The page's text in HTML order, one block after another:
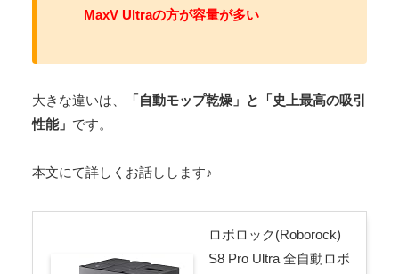
MaxV Ultraの方が容量が多い
大きな違いは、
「自動モップ乾燥」と「史上最高の吸引
性能」 です。
本文にて詳しくお話しします♪
ロボロック(Roborock)
S8 Pro Ultra 全自動ロボ